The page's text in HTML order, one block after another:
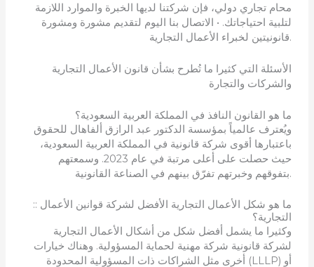
محام تجاري دولي، فإن شركتنا لديها الخبرة والموارد اللازمة
لتلبية احتياجاتك. • الاتصال بنا اليوم لتقديم مشورة ومشورة
قانونيتين لخبراء الأعمال التجارية.
الأسئلة التي كثيرا ما تُطرح بشأن قانون الأعمال التجارية
والشركات والتجارة
ما هو القانون النافذ في المملكة العربية السعودية؟
ويُعترف عالمياً بمؤسسة الدكتور عبد الرازق ألفاهال للحقوق
باعتبارها أقوى شركة قانونية في المملكة العربية السعودية،
حيث حصلت على أعلى مرتبة في عام 2023. وسمعتهم
بتفوقهم وخبرتهم تفرّق بينهم في الصناعة القانونية.
:: ما هو شكل الأعمال التجارية الأفضل لشركة قوانين الأعمال
التجارية؟
وكثيرا ما يشمل أفضل شكل من أشكال الأعمال التجارية
لشركة قانونية شركة مهنية لحماية المسؤولية. وهناك خيارات
أخرى مثل الشراكات ذات المسؤولية المحدودة (LLLP) أو